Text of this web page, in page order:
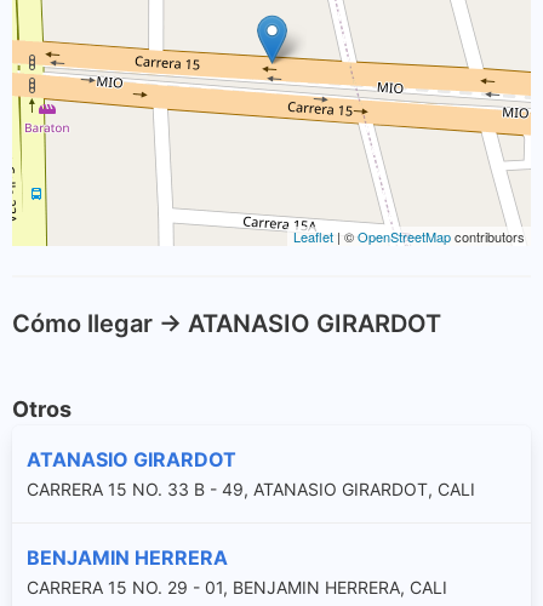
Leaflet | ©OpenStreetMapcontributors
Cómo llegar -> ATANASIO GIRARDOT
Otros
ATANASIO GIRARDOT
CARRERA 15 NO. 33 B - 49, ATANASIO GIRARDOT, CALI
BENJAMIN HERRERA
CARRERA 15 NO. 29 - 01, BENJAMIN HERRERA, CALI